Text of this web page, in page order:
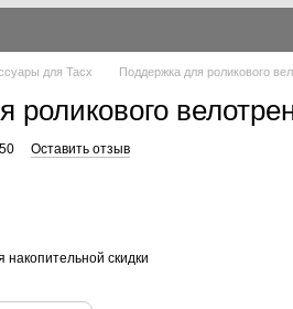
для Tacx Поддержка для роликового
роликового
Оставить отзыв
накопительной скидки